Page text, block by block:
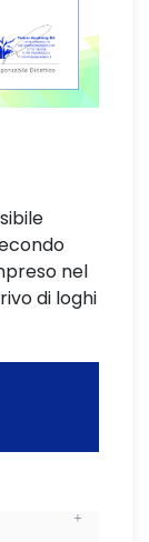
nel
di loghi